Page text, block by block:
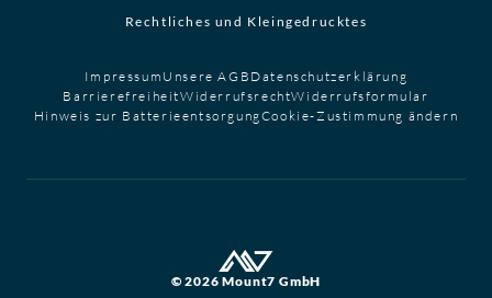
Rechtliches und Kleingedrucktes
Impressum Unsere AGB Datenschutzerklärung
BarrierefreiheitWiderrufsrechtWiderrufsformular
Hinweis zur BatterieentsorgungCookie-Zustimmung ändern
© 2026 Mount7 GmbH